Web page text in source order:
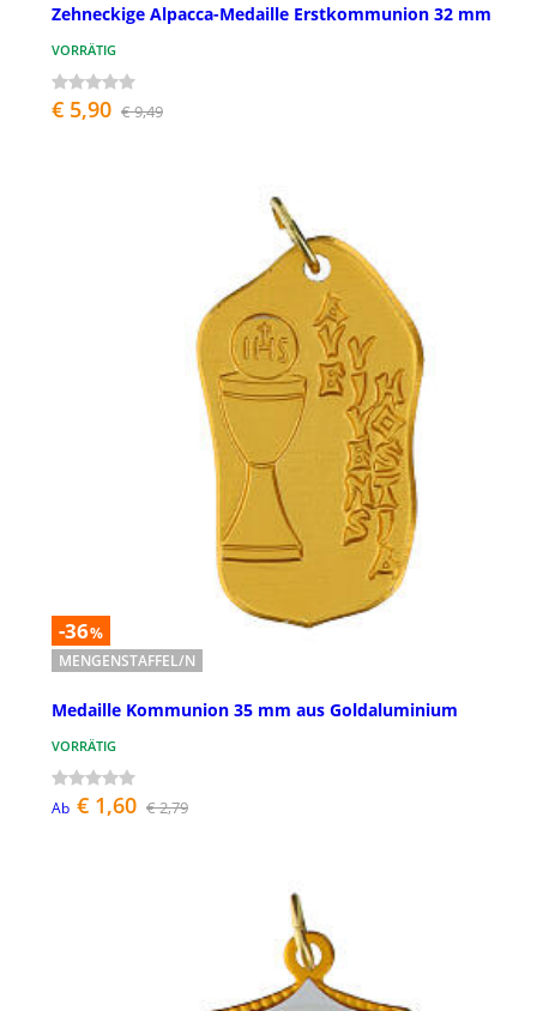
Zehneckige Alpacca-Medaille Erstkommunion 32 mm
VORRÄTIG
€ 5,90 € 9,49
-36%
MENGENSTAFFEL/N
Medaille Kommunion 35 mm aus Goldaluminium
VORRÄTIG
Ab € 1,60 € 2,79